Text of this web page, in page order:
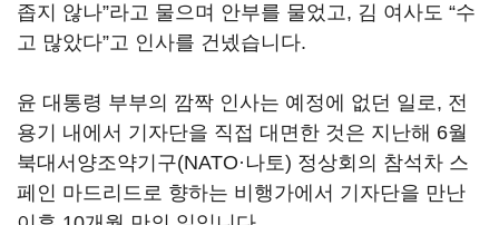
좁지 않나”라고 물으며 안부를 물었고, 김 여사도 “수
고 많았다”고 인사를 건넸습니다.
윤 대통령 부부의 깜짝 인사는 예정에 없던 일로, 전
용기 내에서 기자단을 직접 대면한 것은 지난해 6월
북대서양조약기구(NATO·나토) 정상회의 참석차 스
페인 마드리드로 향하는 비행가에서 기자단을 만난